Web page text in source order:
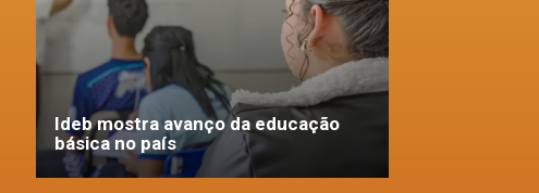
Ideb mostra avanço da educação
básica no país